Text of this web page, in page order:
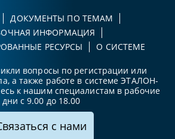
ДОКУМЕНТЫ ПО ТЕМАМ
ИНФОРМАЦИЯ
РЕСУРСЫ
О СИСТЕМЕ
вопросы по регистрации или
а также работе в системе ЭТАЛОН-
к нашим специалистам в рабочие
дни с 9.00 до 18.00
с нами